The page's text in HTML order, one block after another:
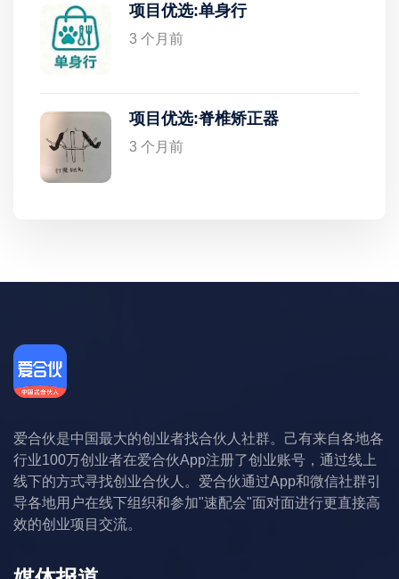
项目优选:单身行
3 个月前
项目优选:脊椎矫正器
3 个月前
爱合伙是中国最大的创业者找合伙人社群。己有来自各地各
行业100万创业者在爱合伙App注册了创业账号，通过线上
线下的方式寻找创业合伙人。爱合伙通过App和微信社群引
导各地用户在线下组织和参加"速配会"面对面进行更直接高
效的创业项目交流。